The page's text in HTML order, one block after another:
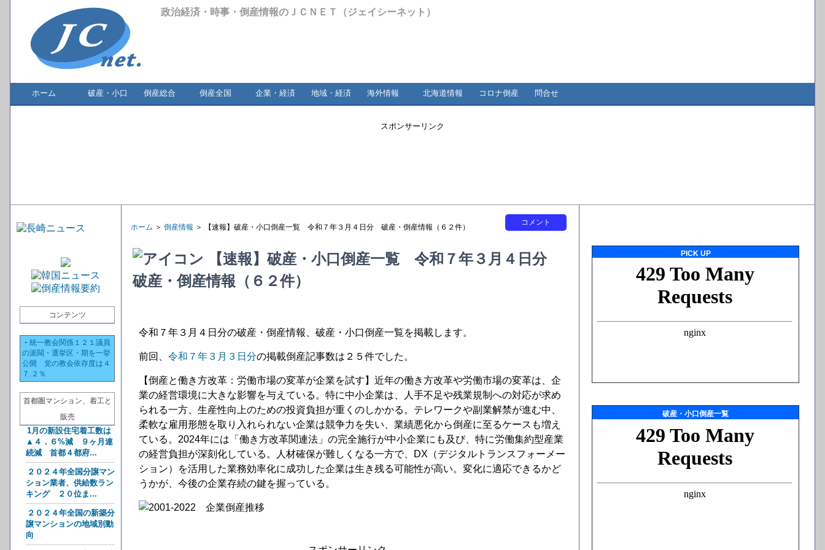
政治経済・時事・倒産情報のＪＣＮＥＴ（ジェイシーネット）
ホーム 破産・小口 倒産総合 倒産全国 企業・経済 地域・経済 海外情報 北海道情報 コロナ倒産 問合せ
スポンサーリンク
コンテンツ
・ 統一教会関係１２１議員
の派閥・選挙区・期を一挙
公開 党の教会依存度は４
７.２％
首都圏マンション、着工と
販売
1月の新設住宅着工数は
▲４．６%減 ９ヶ月連
続減 首都４都府...
２０２４年全国分譲マン
ション業者、供給数ラン
キング ２０位ま...
２０２４年全国の新築分
譲マンションの地域別動
向
コメント
ホーム ＞ 倒産情報 ＞ 【速報】破産・小口倒産一覧 令和７年３月４日分 破産・倒産情報（６２件）
【速報】破産・小口倒産一覧 令和７年３月４日分
破産・倒産情報（６２件）
令和７年３月４日分の破産・倒産情報、破産・小口倒産一覧を掲載します。
前回、 令和７年３月３日分の掲載倒産記事数は２５件でした。
【倒産と働き方改革：労働市場の変革が企業を試す】近年の働き方改革や労働市場の変革は、企
業の経営環境に大きな影響を与えている。特に中小企業は、人手不足や残業規制への対応が求め
られる一方、生産性向上のための投資負担が重くのしかかる。テレワークや副業解禁が進む中、
柔軟な雇用形態を取り入れられない企業は競争力を失い、業績悪化から倒産に至るケースも増え
ている。2024年には「働き方改革関連法」の完全施行が中小企業にも及び、特に労働集約型産業
の経営負担が深刻化している。人材確保が難しくなる一方で、DX（デジタルトランスフォーメー
ション）を活用した業務効率化に成功した企業は生き残る可能性が高い。変化に適応できるかど
うかが、今後の企業存続の鍵を握っている。
PICK UP
破産・小口倒産一覧